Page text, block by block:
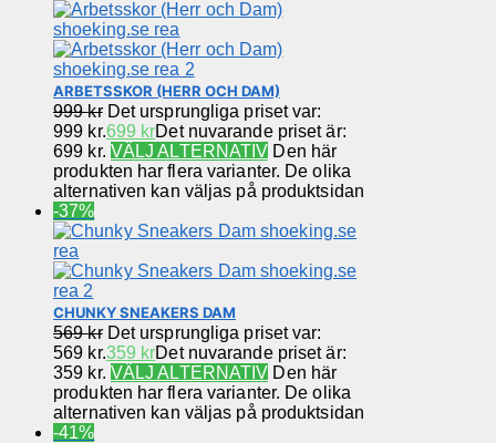
ARBETSSKOR (HERR OCH DAM)
999kr Det ursprungliga priset var:
999 kr.699 krDet nuvarande priset är:
699 kr. VÄLJ ALTERNATIV Den här
produkten har flera varianter. De olika
alternativen kan väljas på produktsidan
-37%
CHUNKY SNEAKERS DAM
569kr Det ursprungliga priset var:
569 kr.359 krDet nuvarande priset är:
359 kr. VÄLJ ALTERNATIV Den här
produkten har flera varianter. De olika
alternativen kan väljas på produktsidan
-41%